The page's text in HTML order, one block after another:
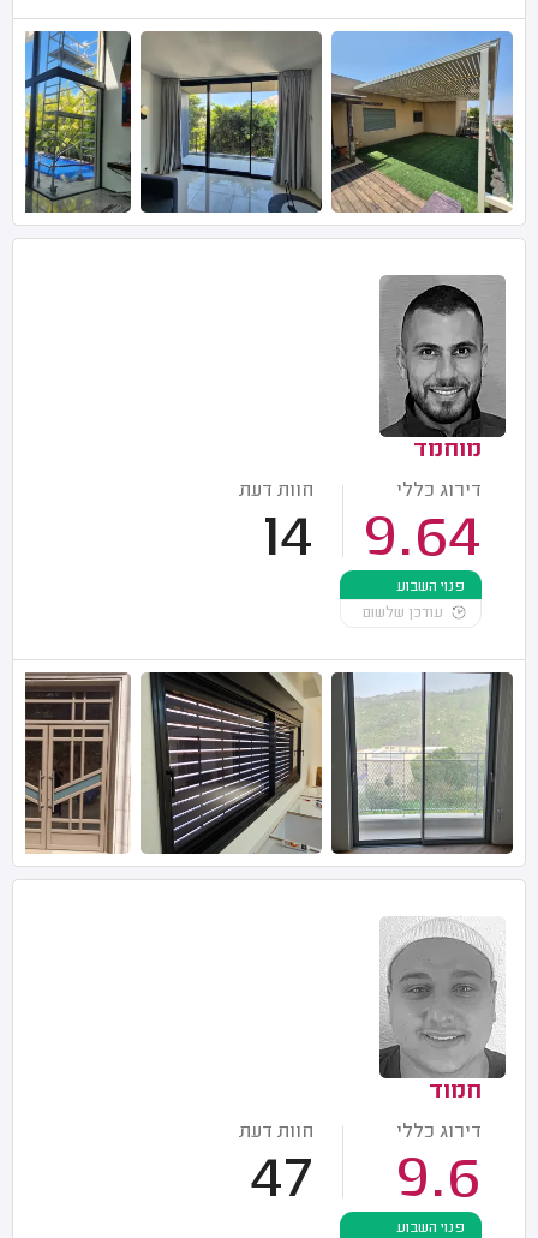
מוחמד
דירוג כללי
9.64
חוות דעת
14
פנוי השבוע
עודכן שלשום
חמוד
דירוג כללי
9.6
חוות דעת
47
פנוי השבוע